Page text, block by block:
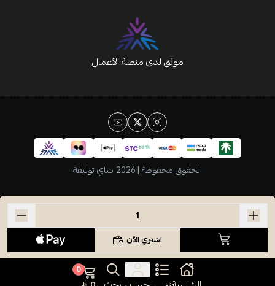
اشتري الآن
موثق لدى منصة الأعمال
الحقوق محفوظة | 2026 شاي توليفة
0